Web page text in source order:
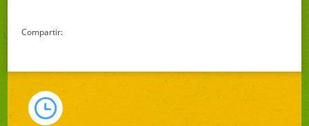
Compartir: